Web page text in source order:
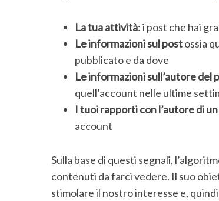
La tua attività: i post che hai
Le informazioni sul postossia
pubblicato e da dove
Le informazioni sull’autore del
quell’account nelle ultime
I tuoi rapporti con l’autore di
account
Sulla base di questi segnali,
contenuti da farci vedere. Il suo
stimolare il nostro interesse e,